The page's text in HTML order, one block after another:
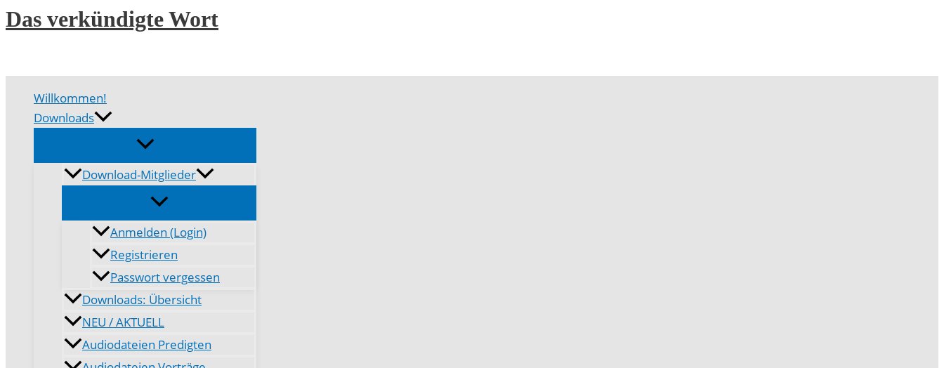
Zum
Inhalt
Das verkündigte Wort
Willkommen!
Downloads
Download-Mitglieder
Anmelden (Login)
Registrieren
Passwort vergessen
Downloads: Übersicht
NEU / AKTUELL
Audiodateien Predigten